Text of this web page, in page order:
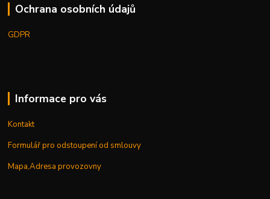
Ochrana osobních údajů
GDPR
Informace pro vás
Kontakt
Formulář pro odstoupení od smlouvy
Mapa,Adresa provozovny